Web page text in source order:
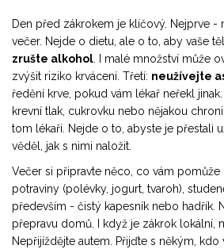
Den před zákrokem je klíčový. Nejprve -
večer. Nejde o dietu, ale o to, aby vaše
zrušte alkohol . I malé množství může
zvýšit riziko krvácení. Třetí: neužívejte
ředění krve, pokud vám lékař neřekl
krevní tlak, cukrovku nebo nějakou
tom lékaři. Nejde o to, abyste je přestali
věděl, jak s nimi naložit.
Večer si připravte něco, co vám pomůže
potraviny (polévky, jogurt, tvaroh),
především - čistý kapesník nebo hadřík.
přepravu domů. I když je zákrok lokální,
Nepřijíždějte autem. Přijďte s někým, kdo